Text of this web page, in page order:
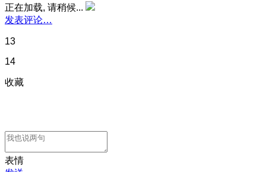
正在加载, 请稍候...
发表评论…
13
14
收藏
表情